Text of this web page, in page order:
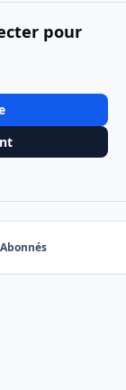
pour
Abonnés